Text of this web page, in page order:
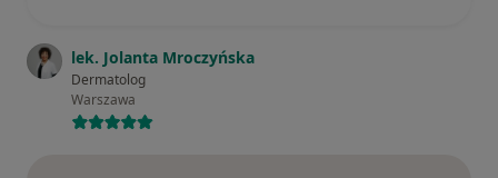
lek. Jolanta Mroczyńska
Dermatolog
Warszawa